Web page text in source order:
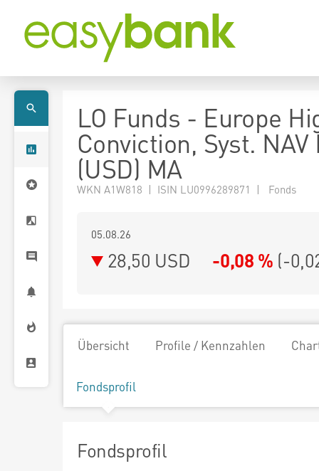
LO Funds - Europe
Conviction, Syst. NAV
(USD) MA
WKN A1W818 | ISIN LU0996289871 | Fonds
05.08.26
28,50 USD -0,08 % (-
Übersicht Profile / Kennzahlen
Fondsprofil
Fondsprofil